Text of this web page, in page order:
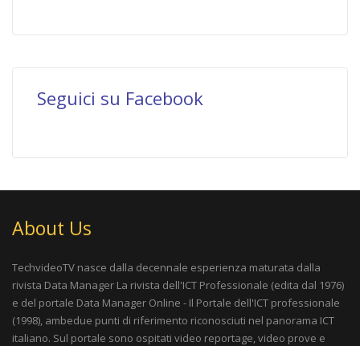
Seguici su Facebook
About Us
TechvideoTV nasce dalla decennale esperienza maturata dalla
rivista Data Manager La rivista dell'ICT Professionale (edita dal 1976)
e del portale Data Manager Online - Il Portale dell'ICT professionale
(1998), ambedue punti di riferimento riconosciuti nel panorama ICT
italiano. Sul portale sono ospitati video reportage, video prove e